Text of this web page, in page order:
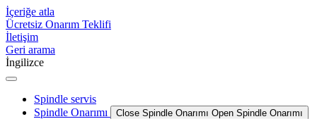
İçeriğe atla
Ücretsiz Onarım Teklifi
İletişim
Geri arama
İngilizce
Spindle servis
Spindle Onarımı
Close Spindle Onarımı Open Spindle Onarımı